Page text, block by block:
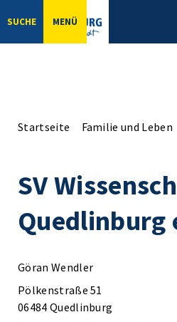
SUCHE MENÜ
Startseite Familie und Leben
SV
Quedlinburg
Göran Wendler
Pölkenstraße 51
06484 Quedlinburg